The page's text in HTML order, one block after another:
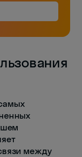
между